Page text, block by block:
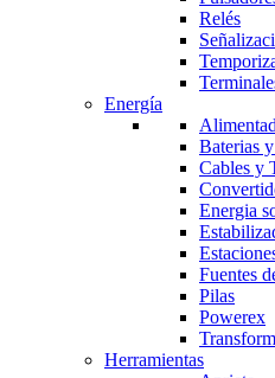
Relés
Energía
Baterias
Cables y
Energia
Fuentes
Pilas
Powerex
Herramientas